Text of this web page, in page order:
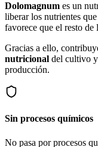
Dolomagnum es un
liberar los nutrientes
favorece que el resto de
Gracias a ello,
nutricional del cultivo
producción.
Sin procesos químicos
No pasa por procesos